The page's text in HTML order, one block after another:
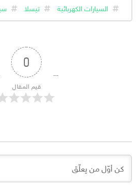
السيارات الكهربائية
تيسلا
0
قيم المقال